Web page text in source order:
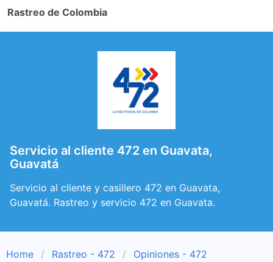
Rastreo de Colombia
Servicio al cliente 472 en Guavata,
Guavatá
Servicio al cliente y casillero 472 en Guavata,
Guavatá. Rastreo y servicio 472 en Guavata.
Home Rastreo - 472
Opiniones - 472